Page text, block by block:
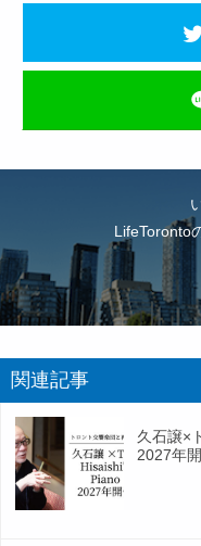
LifeToronto
関連記事
久石譲×
2027年